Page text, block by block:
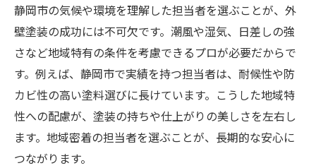
夫
助成金利用に詳しい塗装担当者の探し方
契約前に確認したい塗装担当者の説明力
塗装のアフターサービス体制が万全かチェ
ック
求人情報から読み取る優良塗装担当者の特
徴
静岡市の気候や環境を理解した担当者を選ぶことが、外
壁塗装の成功には不可欠です。潮風や湿気、日差しの強
さなど地域特有の条件を考慮できるプロが必要だからで
す。例えば、静岡市で実績を持つ担当者は、耐候性や防
カビ性の高い塗料選びに長けています。こうした地域特
性への配慮が、塗装の持ちや仕上がりの美しさを左右し
ます。地域密着の担当者を選ぶことが、長期的な安心に
つながります。